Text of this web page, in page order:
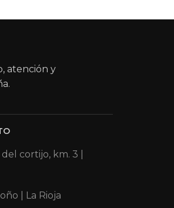
atención y
cortijo, km. 3 |
| La Rioja